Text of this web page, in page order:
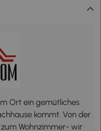
Ort ein gemütliches
kommt. Von der
zum Wohnzimmer- wir